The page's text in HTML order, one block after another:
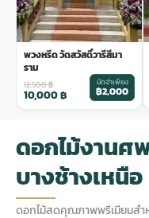
พวงหรีด วัดสวัสดิ์วารีสีมา
ราม
12,500฿
10,000฿
มัดจำเพียง
฿2,000
ดอกไม้งานศ
บางช้างเหนือ
ดอกไม้สดคุณภาพพรีเมียมสำ